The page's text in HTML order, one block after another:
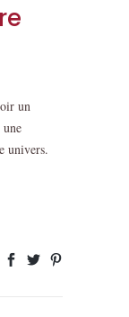
un
une
univers.